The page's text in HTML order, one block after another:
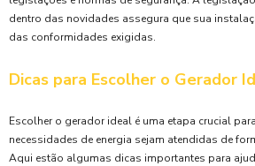
dentro das novidades assegura que sua
das conformidades exigidas.
Dicas para Escolher o Gerador
Escolher o gerador ideal é uma etapa crucial
necessidades de energia sejam atendidas de
Aqui estão algumas dicas importantes para